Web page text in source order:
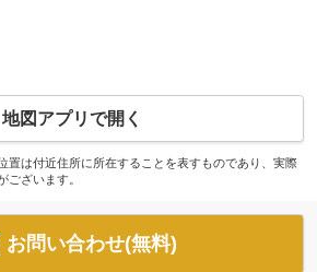
地図アプリで開く
置は付近住所に所在することを表すものであり、実際
ございます。
お問い合わせ(無料)